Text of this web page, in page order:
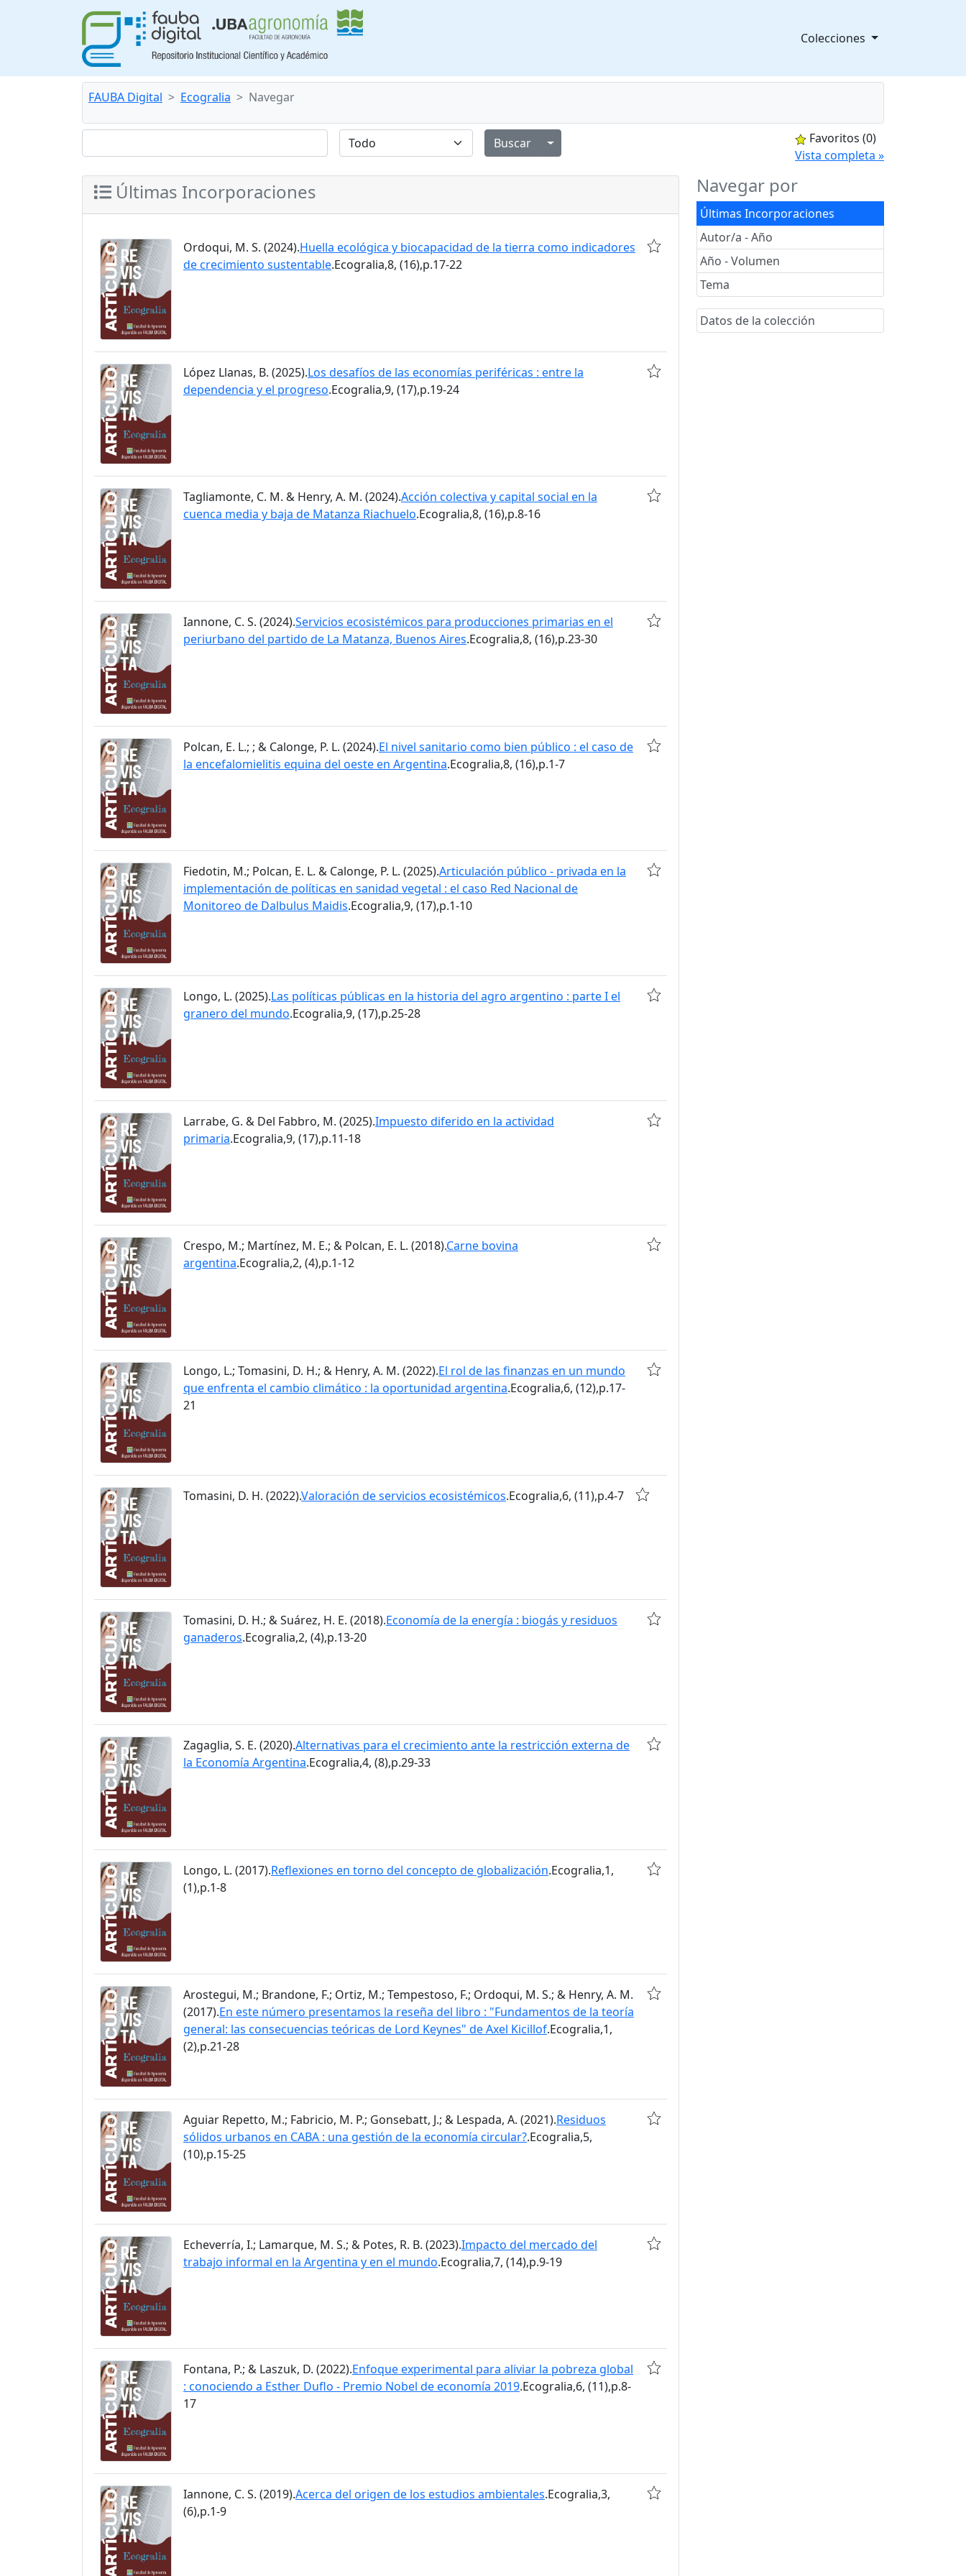
Colecciones
FAUBA Digital Ecogralia Navegar
Alternar menú desplegable
Favoritos (0)
Vista completa »
Navegar por
Últimas Incorporaciones
Autor/a - Año
Año - Volumen
Tema
Datos de la colección
Últimas Incorporaciones
Ordoqui, M. S. (2024).Huella ecológica y biocapacidad de la tierra como indicadores
de crecimiento sustentable.Ecogralia,8, (16),p.17-22
López Llanas, B. (2025).Los desafíos de las economías periféricas : entre la
dependencia y el progreso.Ecogralia,9, (17),p.19-24
Tagliamonte, C. M. & Henry, A. M. (2024).Acción colectiva y capital social en la
cuenca media y baja de Matanza Riachuelo.Ecogralia,8, (16),p.8-16
Iannone, C. S. (2024).Servicios ecosistémicos para producciones primarias en el
periurbano del partido de La Matanza, Buenos Aires.Ecogralia,8, (16),p.23-30
Polcan, E. L.; ; & Calonge, P. L. (2024).El nivel sanitario como bien público : el caso de
la encefalomielitis equina del oeste en Argentina.Ecogralia,8, (16),p.1-7
Fiedotin, M.; Polcan, E. L. & Calonge, P. L. (2025).Articulación público - privada en la
implementación de políticas en sanidad vegetal : el caso Red Nacional de
Monitoreo de Dalbulus Maidis.Ecogralia,9, (17),p.1-10
Longo, L. (2025).Las políticas públicas en la historia del agro argentino : parte I el
granero del mundo.Ecogralia,9, (17),p.25-28
Larrabe, G. & Del Fabbro, M. (2025).Impuesto diferido en la actividad
primaria.Ecogralia,9, (17),p.11-18
Crespo, M.; Martínez, M. E.; & Polcan, E. L. (2018).Carne bovina
argentina.Ecogralia,2, (4),p.1-12
Longo, L.; Tomasini, D. H.; & Henry, A. M. (2022).El rol de las finanzas en un mundo
que enfrenta el cambio climático : la oportunidad argentina.Ecogralia,6, (12),p.17-
21
Tomasini, D. H. (2022).Valoración de servicios ecosistémicos.Ecogralia,6, (11),p.4-7
Tomasini, D. H.; & Suárez, H. E. (2018).Economía de la energía : biogás y residuos
ganaderos.Ecogralia,2, (4),p.13-20
Zagaglia, S. E. (2020).Alternativas para el crecimiento ante la restricción externa de
la Economía Argentina.Ecogralia,4, (8),p.29-33
Longo, L. (2017).Reflexiones en torno del concepto de globalización.Ecogralia,1,
(1),p.1-8
Arostegui, M.; Brandone, F.; Ortiz, M.; Tempestoso, F.; Ordoqui, M. S.; & Henry, A. M.
(2017).En este número presentamos la reseña del libro : "Fundamentos de la teoría
general: las consecuencias teóricas de Lord Keynes" de Axel Kicillof.Ecogralia,1,
(2),p.21-28
Aguiar Repetto, M.; Fabricio, M. P.; Gonsebatt, J.; & Lespada, A. (2021).Residuos
sólidos urbanos en CABA : una gestión de la economía circular?.Ecogralia,5,
(10),p.15-25
Echeverría, I.; Lamarque, M. S.; & Potes, R. B. (2023).Impacto del mercado del
trabajo informal en la Argentina y en el mundo.Ecogralia,7, (14),p.9-19
Fontana, P.; & Laszuk, D. (2022).Enfoque experimental para aliviar la pobreza global
: conociendo a Esther Duflo - Premio Nobel de economía 2019.Ecogralia,6, (11),p.8-
17
Iannone, C. S. (2019).Acerca del origen de los estudios ambientales.Ecogralia,3,
(6),p.1-9